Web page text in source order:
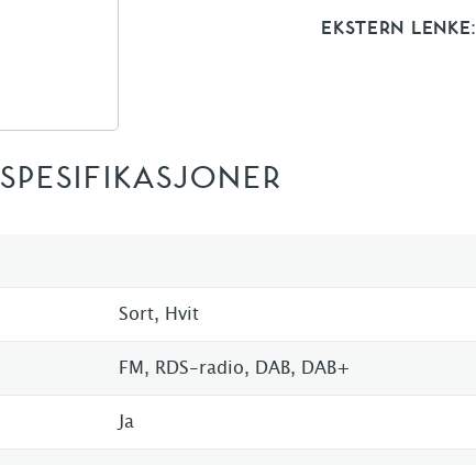
EKSTERN LENKE:
SPESIFIKASJONER
Sort, Hvit
FM, RDS-radio, DAB, DAB+
Ja